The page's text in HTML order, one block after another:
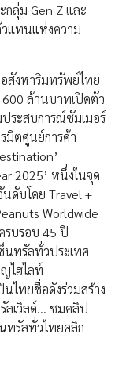
กลุ่ม Gen Z และ
วแทนแห่งความ
สังหาริมทรัพย์ไทย
ล้านบาทเปิดตัว
ระสบการณ์ซัมเมอร์
มิตศูนย์การค้า
2025’ หนึ่งในจุด
ดับโดย Travel +
Worldwide
รบรอบ 45 ปี
ทรัลทั่วประเทศ
ไฮไลท์
นไทยชื่อดังร่วมสร้าง
ลเวิลด์... ชมคลิป
ทรัลทั่วไทยคลิก